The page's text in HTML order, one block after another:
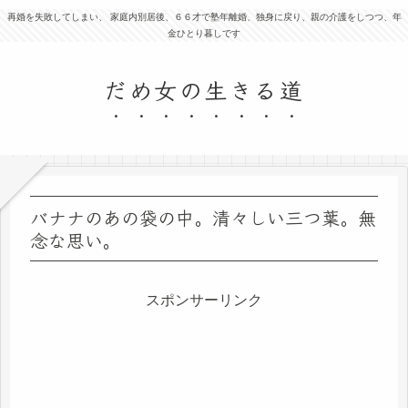
再婚を失敗してしまい、 家庭内別居後、６６才で塾年離婚、独身に戻り、親の介護をしつつ、年
金ひとり暮しです
だめ女の生きる道
バナナのあの袋の中。清々しい三つ葉。無
念な思い。
スポンサーリンク